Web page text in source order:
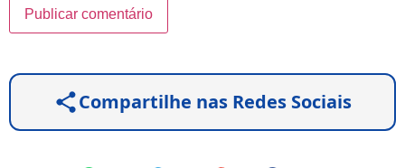
Compartilhe nas Redes Sociais